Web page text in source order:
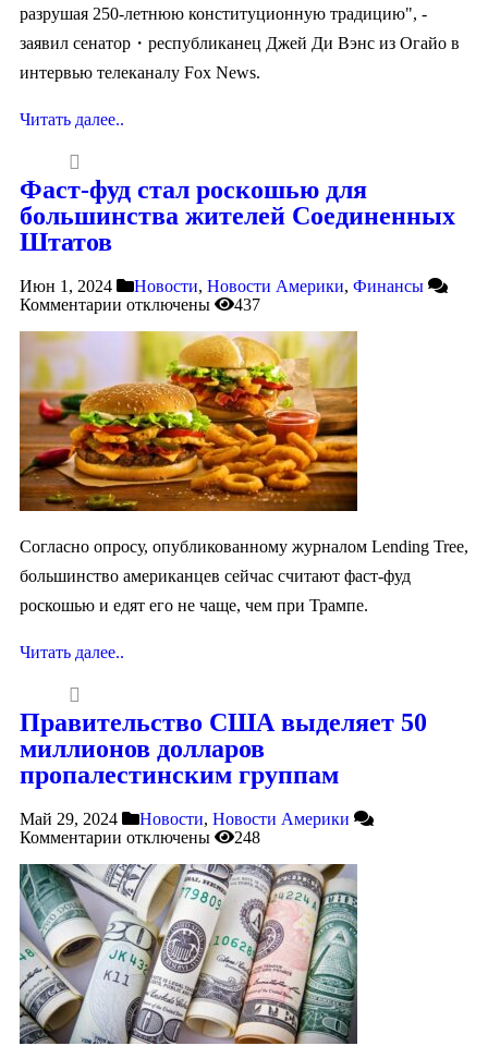
разрушая 250-летнюю конституционную традицию", -
заявил сенатор・республиканец Джей Ди Вэнс из Огайо в
интервью телеканалу Fox News.
Читать далее..
Фаст-фуд стал роскошью для
большинства жителей Соединенных
Штатов
Июн 1, 2024 Новости, Новости Америки, Финансы
Комментарии отключены 437
Согласно опросу, опубликованному журналом Lending Tree,
большинство американцев сейчас считают фаст-фуд
роскошью и едят его не чаще, чем при Трампе.
Читать далее..
Правительство США выделяет 50
миллионов долларов
пропалестинским группам
Май 29, 2024 Новости, Новости Америки
Комментарии отключены 248